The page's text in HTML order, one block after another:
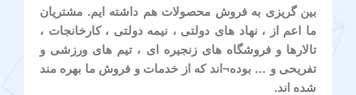
بین گریزی به فروش محصولات هم داشته ایم. مشتریان
ما اعم از ، نهاد های دولتی ، نیمه دولتی ، کارخانجات ،
تالارها و فروشگاه های زنجیره ای ، تیم های ورزشی و
تفریحی و … بوده¬اند که از خدمات و فروش ما بهره مند
شده اند.